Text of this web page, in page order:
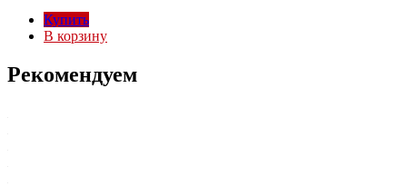
Купить
В корзину
Рекомендуем